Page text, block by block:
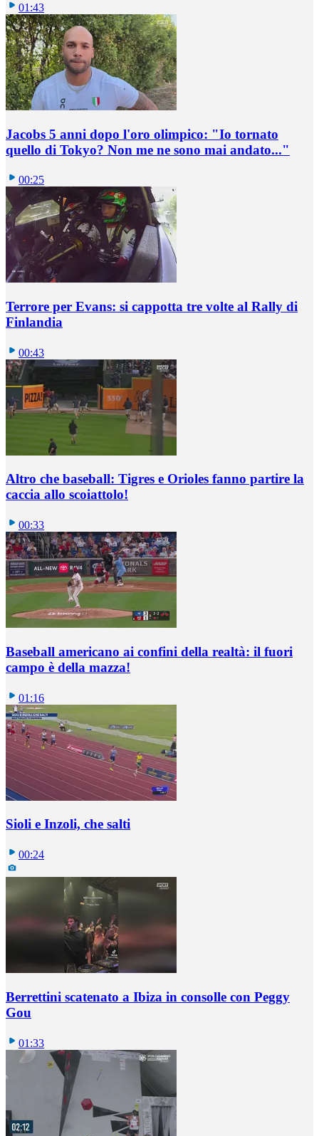
01:43
Jacobs 5 anni dopo l'oro olimpico: "Io tornato
quello di Tokyo? Non me ne sono mai andato..."
00:25
Terrore per Evans: si cappotta tre volte al Rally di
Finlandia
00:43
Altro che baseball: Tigres e Orioles fanno partire la
caccia allo scoiattolo!
00:33
Baseball americano ai confini della realtà: il fuori
campo è della mazza!
01:16
Sioli e Inzoli, che salti
00:24
Berrettini scatenato a Ibiza in consolle con Peggy
Gou
01:33